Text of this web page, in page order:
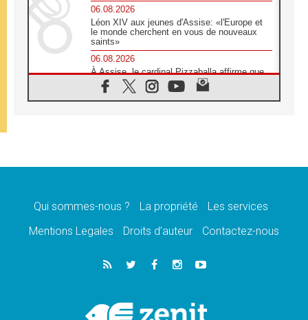
06.08.2026
Léon XIV aux jeunes d'Assise: «l'Europe et
le monde cherchent en vous de nouveaux
saints»
06.08.2026
À Assise, le cardinal Pizzaballa affirme que
«les chrétiens veulent la paix»
06.08.2026
message de paix et de dignité humaine»
«La visite du Pape en Uruguay renforcera
05.08.2026
Le nonce en Ukraine: «Il est inquiétant
Léon XIV au Pérou, une lueur d'espoir pour
Qui sommes-nous ? La propriété
Les services
Mentions Legales
Droits d’auteur Contactez-nous